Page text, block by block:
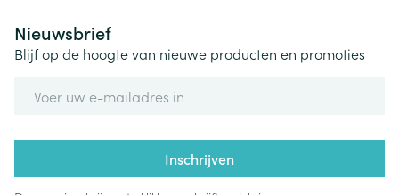
Nieuwsbrief
Blijf op de hoogte van nieuwe producten en promoties
Inschrijven